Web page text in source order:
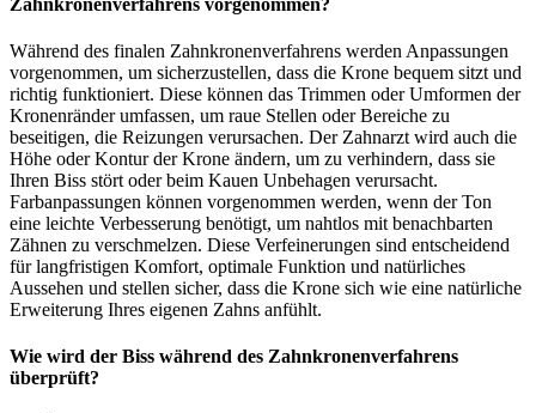
Während des finalen Zahnkronenverfahrens werden Anpassungen
vorgenommen, um sicherzustellen, dass die Krone bequem sitzt und
richtig funktioniert. Diese können das Trimmen oder Umformen der
Kronenränder umfassen, um raue Stellen oder Bereiche zu
beseitigen, die Reizungen verursachen. Der Zahnarzt wird auch die
Höhe oder Kontur der Krone ändern, um zu verhindern, dass sie
Ihren Biss stört oder beim Kauen Unbehagen verursacht.
Farbanpassungen können vorgenommen werden, wenn der Ton
eine leichte Verbesserung benötigt, um nahtlos mit benachbarten
Zähnen zu verschmelzen. Diese Verfeinerungen sind entscheidend
für langfristigen Komfort, optimale Funktion und natürliches
Aussehen und stellen sicher, dass die Krone sich wie eine natürliche
Erweiterung Ihres eigenen Zahns anfühlt.
Wie wird der Biss während des Zahnkronenverfahrens
überprüft?